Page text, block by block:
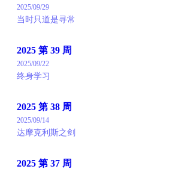
2025/09/29
当时只道是寻常
2025 第 39 周
2025/09/22
终身学习
2025 第 38 周
2025/09/14
达摩克利斯之剑
2025 第 37 周